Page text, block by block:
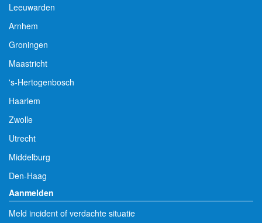
Leeuwarden
Arnhem
Groningen
Maastricht
's-Hertogenbosch
Haarlem
Zwolle
Utrecht
Middelburg
Den-Haag
Aanmelden
Meld incident of verdachte situatie